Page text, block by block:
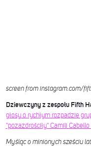
screen from instagram.com/
Dziewczyny z zespołu Fifth
głosy o rychłym rozpadzie
"pozazdrościły" Camili
Myśląc o minionych sześciu